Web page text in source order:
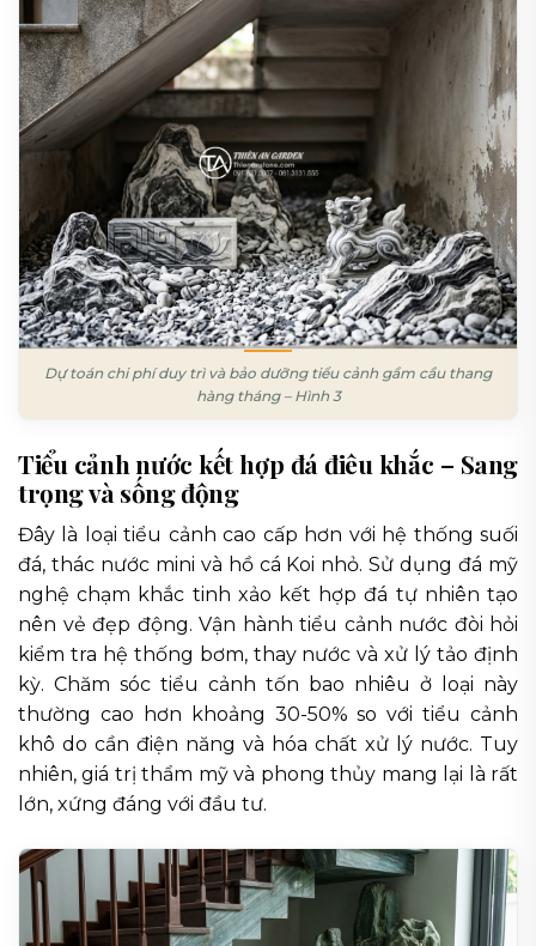
Dự toán chi phí duy trì và bảo dưỡng tiểu cảnh gầm cầu thang
hàng tháng – Hình 3
Tiểu cảnh nước kết hợp đá điêu khắc – Sang
trọng và sống động
Đây là loại tiểu cảnh cao cấp hơn với hệ thống suối
đá, thác nước mini và hồ cá Koi nhỏ. Sử dụng đá mỹ
nghệ chạm khắc tinh xảo kết hợp đá tự nhiên tạo
nên vẻ đẹp động. Vận hành tiểu cảnh nước đòi hỏi
kiểm tra hệ thống bơm, thay nước và xử lý tảo định
kỳ. Chăm sóc tiểu cảnh tốn bao nhiêu ở loại này
thường cao hơn khoảng 30-50% so với tiểu cảnh
khô do cần điện năng và hóa chất xử lý nước. Tuy
nhiên, giá trị thẩm mỹ và phong thủy mang lại là rất
lớn, xứng đáng với đầu tư.